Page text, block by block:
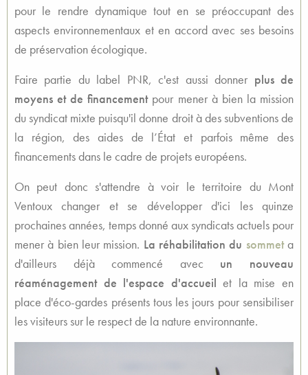
pour le rendre dynamique tout en se préoccupant des
aspects environnementaux et en accord avec ses besoins
de préservation écologique.
Faire partie du label PNR, c'est aussi donner plus de
moyens et de financementpour mener à bien la mission
du syndicat mixte puisqu'il donne droit à des subventions de
la région, des aides de l’État et parfois même des
financements dans le cadre de projets européens.
On peut donc s'attendre à voir le territoire du Mont
Ventoux changer et se développer d'ici les quinze
prochaines années, temps donné aux syndicats actuels pour
mener à bien leur mission. La réhabilitation du sommet a
d'ailleurs déjà commencé avec un nouveau
réaménagement de l'espace d'accueil et la mise en
place d'éco-gardes présents tous les jours pour sensibiliser
les visiteurs sur le respect de la nature environnante.